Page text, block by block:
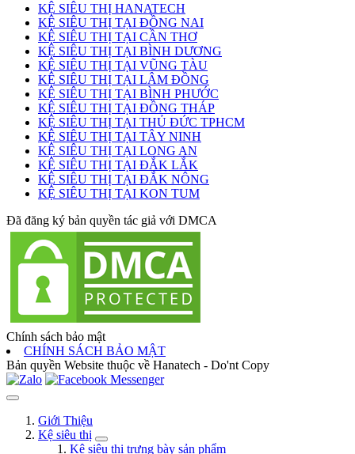
KỆ SIÊU THỊ HANATECH
KỆ SIÊU THỊ TẠI ĐỒNG NAI
KỆ SIÊU THỊ TẠI CẦN THƠ
KỆ SIÊU THỊ TẠI BÌNH DƯƠNG
KỆ SIÊU THỊ TẠI VŨNG TÀU
KỆ SIÊU THỊ TẠI LÂM ĐỒNG
KỆ SIÊU THỊ TẠI BÌNH PHƯỚC
KỆ SIÊU THỊ TẠI ĐỒNG THÁP
KỆ SIÊU THỊ TẠI THỦ ĐỨC TPHCM
KỆ SIÊU THỊ TẠI TÂY NINH
KỆ SIÊU THỊ TẠI LONG AN
KỆ SIÊU THỊ TẠI ĐẮK LẮK
KỆ SIÊU THỊ TẠI ĐẮK NÔNG
KỆ SIÊU THỊ TẠI KON TUM
Đã đăng ký bản quyền tác giả với DMCA
Chính sách bảo mật
CHÍNH SÁCH BẢO MẬT
Bản quyền Website thuộc về Hanatech - Do'nt Copy
Giới Thiệu
Kệ siêu thị
Kệ siêu thị trưng bày sản phẩm